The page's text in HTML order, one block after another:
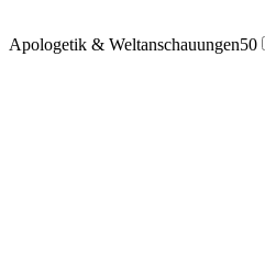
Apologetik & Weltanschauungen50